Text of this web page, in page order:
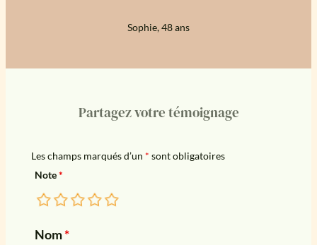
Sophie, 48 ans
Partagez votre témoignage
Les champs marqués d’un * sont obligatoires
Note*
Nom*